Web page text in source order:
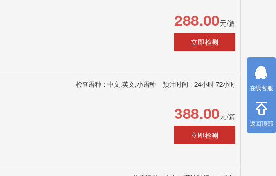
288.00元/篇
立即检测
检查语种：中文,英文,小语种 预计时间：24小时-72小时
388.00元/篇
立即检测
在线客服
返回顶部